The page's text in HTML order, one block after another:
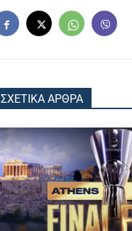
ΣΧΕΤΙΚΑ ΑΡΘΡΑ